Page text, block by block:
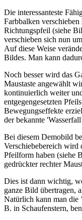
Die interessanteste
Farbbalken
Richtungspfeil (siehe
verschieben sich nun
Auf diese Weise
Bildes. Man kann
Noch besser wird das
Maustaste angewählt
kontinuierlich weiter
entgegengesetzten
Bewegungseffekte
der bekannte
Bei diesem Demobild
Verschiebebereich wird
Pfeilform haben (siehe
gedrückter rechter
Dies ist dann wichtig,
ganze Bild übertragen,
Natürlich kann man die
B. in Schaufenstern,